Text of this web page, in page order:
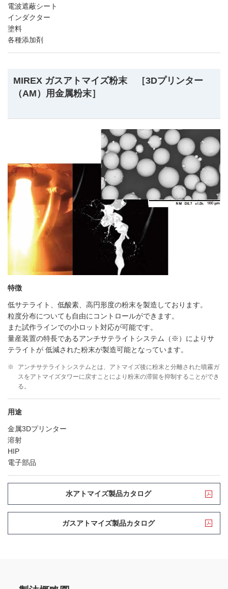
電波遮蔽シート
インダクター
塗料
各種添加剤
MIREX ガスアトマイズ粉末 ［3Dプリンター
（AM）用金属粉末］
特徴
低サテライト、低酸素、高円形度の粉末を製造しております。
粒度分布についても自由にコントロールができます。
また試作ラインでの小ロット対応が可能です。
量産装置の特長であるアンチサテライトシステム（※）によりサ
テライトが 低減された粉末が製造可能となっています。
※
アンチサテライトシステムとは、アトマイズ後に粉末と分離された噴霧ガ
スをアトマイズタワーに戻すことにより粉末の滞留を抑制することができ
る。
用途
金属3Dプリンター
溶射
HIP
電子部品
水アトマイズ製品カタログ
ガスアトマイズ製品カタログ